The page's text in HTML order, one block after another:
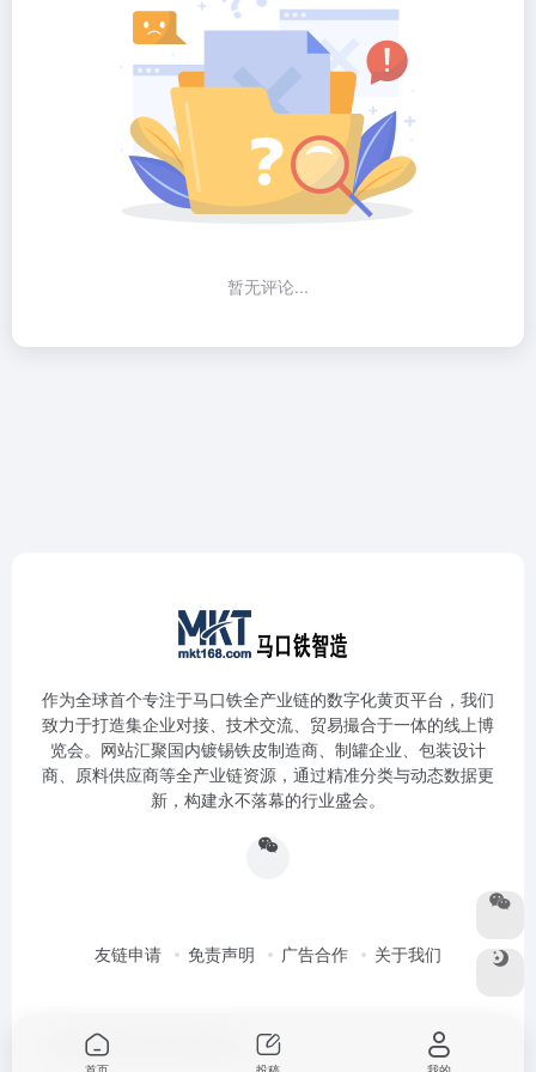
暂无评论...
作为全球首个专注于马口铁全产业链的数字化黄页平台，我们
致力于打造集企业对接、技术交流、贸易撮合于一体的线上博
览会。网站汇聚国内镀锡铁皮制造商、制罐企业、包装设计
商、原料供应商等全产业链资源，通过精准分类与动态数据更
新，构建永不落幕的行业盛会。
友链申请 免责声明 广告合作 关于我们
Copyright © 2026